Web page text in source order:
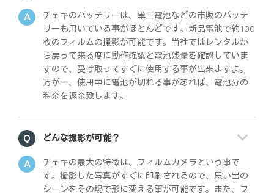
チェキのバッテリーは、単三電池などの市販のバッテ
リーも用いている事がほとんどです。新品電池で約100
枚のフィルムの撮影が可能です。当社ではレンタルか
ら戻って来る度に動作確認と電池残量を確認していま
すので、受け取ってすぐに使用する事が出来ますよ。
万が一、使用中に電池が切れる事があれば、電池分の
料金を返金致します。
どんな撮影が可能？
チェキの最大の特徴は、フィルムカメラという事で
す。撮影した写真がすぐに印刷されるので、思い出の
シーンをその場で形に変える事が可能です。また、フ